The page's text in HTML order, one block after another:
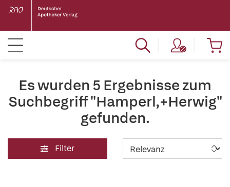
Es wurden 5 Ergebnisse zum
Suchbegriff "Hamperl,+Herwig"
gefunden.
Filter